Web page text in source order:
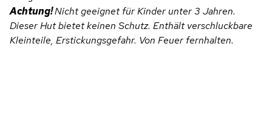
Achtung!Nicht geeignet für Kinder unter 3 Jahren.
Dieser Hut bietet keinen Schutz. Enthält verschluckbare
Kleinteile, Erstickungsgefahr. Von Feuer fernhalten.